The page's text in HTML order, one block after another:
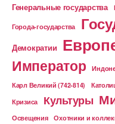
Генеральные государства
Города-государства
Демократии
Император
Карл Великий (742-814)
Кризиса Культуры
Освещения Охотники и